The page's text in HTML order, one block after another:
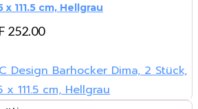
x 111.5 cm, Hellgrau
252.00